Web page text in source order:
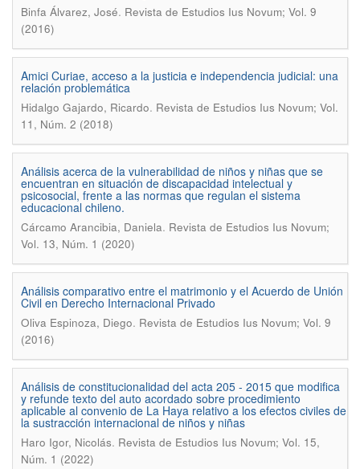
Binfa Álvarez, José. Revista de Estudios Ius Novum; Vol. 9
(2016)
Amici Curiae, acceso a la justicia e independencia judicial: una
relación problemática
Hidalgo Gajardo, Ricardo. Revista de Estudios Ius Novum; Vol.
11, Núm. 2 (2018)
Análisis acerca de la vulnerabilidad de niños y niñas que se
encuentran en situación de discapacidad intelectual y
psicosocial, frente a las normas que regulan el sistema
educacional chileno.
Cárcamo Arancibia, Daniela. Revista de Estudios Ius Novum;
Vol. 13, Núm. 1 (2020)
Análisis comparativo entre el matrimonio y el Acuerdo de Unión
Civil en Derecho Internacional Privado
Oliva Espinoza, Diego. Revista de Estudios Ius Novum; Vol. 9
(2016)
Análisis de constitucionalidad del acta 205 - 2015 que modifica
y refunde texto del auto acordado sobre procedimiento
aplicable al convenio de La Haya relativo a los efectos civiles de
la sustracción internacional de niños y niñas
Haro Igor, Nicolás. Revista de Estudios Ius Novum; Vol. 15,
Núm. 1 (2022)